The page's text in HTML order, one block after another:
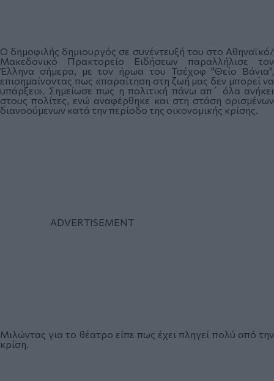
Ο δημοφιλής δημιουργός σε συνέντευξή του στο Αθηναϊκό/
Μακεδονικό Πρακτορείο Ειδήσεων παραλλήλισε τον
Έλληνα σήμερα, με τον ήρωα του Τσέχοφ "Θείο Βάνια",
επισημαίνοντας πως «παραίτηση στη ζωή μας δεν μπορεί να
υπάρξει». Σημείωσε πως η πολιτική πάνω απ΄ όλα ανήκει
στους πολίτες, ενώ αναφέρθηκε και στη στάση ορισμένων
διανοούμενων κατά την περίοδο της οικονομικής κρίσης.
Μιλώντας για το θέατρο είπε πως έχει πληγεί πολύ από την
κρίση.